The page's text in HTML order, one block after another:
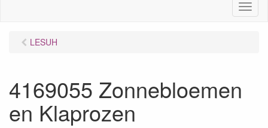
M
e
LESUH
4169055 Zonnebloemen
en Klaprozen